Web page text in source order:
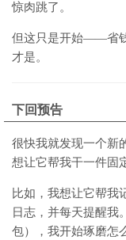
惊肉跳了。
但这只是开始——省
才是。
下回预告
很快我就发现一个新
想让它帮我干一件固
比如，我想让它帮我
日志，并每天提醒我。
包），我开始琢磨怎